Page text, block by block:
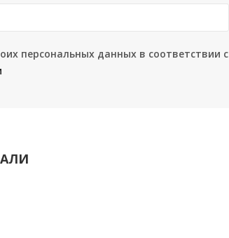
персональных данных в соответствии с